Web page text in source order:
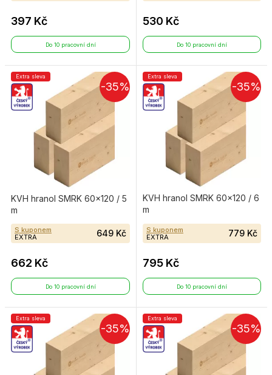
397 Kč
Do 10 pracovní dní
530 Kč
Do 10 pracovní dní
-35%
Extra sleva
KVH hranol SMRK 60×120 / 5
m
S kuponem
EXTRA
649 Kč
662 Kč
Do 10 pracovní dní
-35%
Extra sleva
KVH hranol SMRK 60×120 / 6
m
S kuponem
EXTRA
779 Kč
795 Kč
Do 10 pracovní dní
-35%
Extra sleva
-35%
Extra sleva